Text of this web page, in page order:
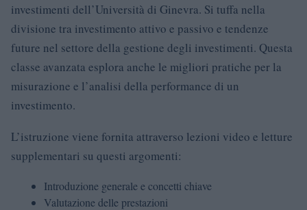
investimenti dell’Università di Ginevra. Si tuffa nella
divisione tra investimento attivo e passivo e tendenze
future nel settore della gestione degli investimenti. Questa
classe avanzata esplora anche le migliori pratiche per la
misurazione e l’analisi della performance di un
investimento.
L’istruzione viene fornita attraverso lezioni video e letture
supplementari su questi argomenti:
Introduzione generale e concetti chiave
Valutazione delle prestazioni